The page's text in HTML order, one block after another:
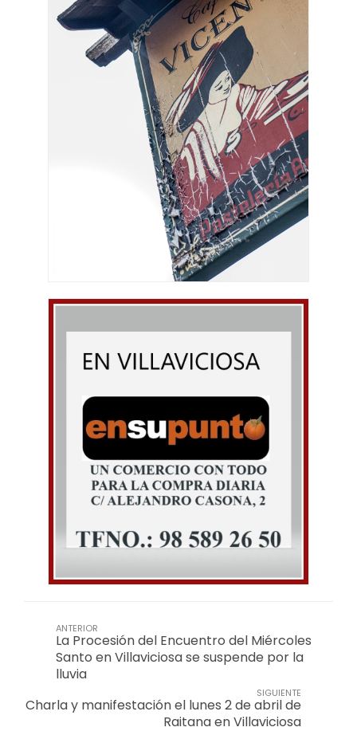
ANTERIOR
La Procesión del Encuentro del Miércoles
Santo en Villaviciosa se suspende por la
lluvia
SIGUIENTE
Charla y manifestación el lunes 2 de abril de
Raitana en Villaviciosa